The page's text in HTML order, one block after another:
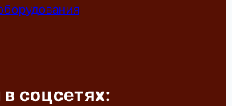
соцсетях: